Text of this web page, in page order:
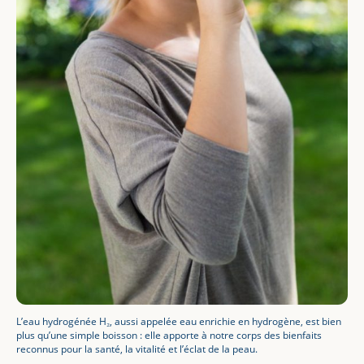
L’eau hydrogénée H₂, aussi appelée eau enrichie en hydrogène, est bien
plus qu’une simple boisson : elle apporte à notre corps des bienfaits
reconnus pour la santé, la vitalité et l’éclat de la peau.